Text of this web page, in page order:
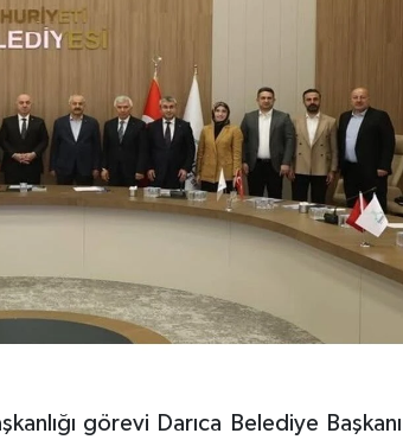
görevi Darıca Belediye Başkanı